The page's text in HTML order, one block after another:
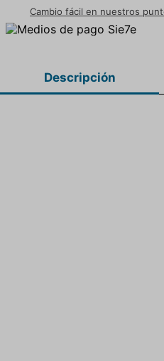
Cambio fácil en nuestros
Descripción